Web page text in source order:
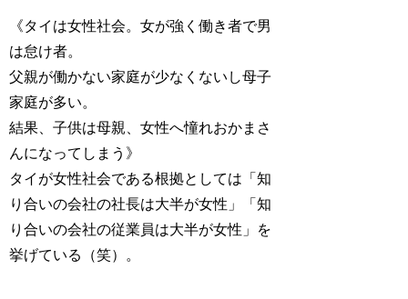
《タイは女性社会。女が強く働き者で男
は怠け者。
父親が働かない家庭が少なくないし母子
家庭が多い。
結果、子供は母親、女性へ憧れおかまさ
んになってしまう》
タイが女性社会である根拠としては「知
り合いの会社の社長は大半が女性」「知
り合いの会社の従業員は大半が女性」を
挙げている（笑）。